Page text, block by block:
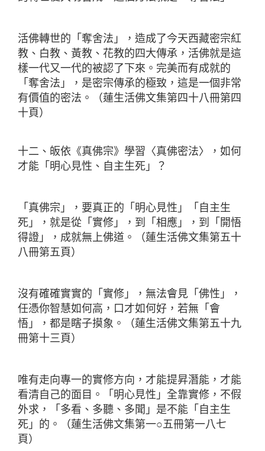
活佛轉世的「奪舍法」，造成了今天西藏密宗紅
教、白教、黃教、花教的四大傳承，活佛就是這
樣一代又一代的被認了下來。完美而有成就的
「奪舍法」，是密宗傳承的極致，這是一個非常
有價值的密法。（蓮生活佛文集第四十八冊第四
十頁）
十二、皈依《真佛宗》學習〈真佛密法〉，如何
才能「明心見性、自主生死」？
「真佛宗」，要真正的「明心見性」「自主生
死」，就是從「實修」，到「相應」，到「開悟
得證」，成就無上佛道。（蓮生活佛文集第五十
八冊第五頁）
沒有確確實實的「實修」，無法會見「佛性」，
任憑你智慧如何高，口才如何好，若無「會
悟」，都是瞎子摸象。（蓮生活佛文集第五十九
冊第十三頁）
唯有走向專一的實修方向，才能提昇潛能，才能
看清自己的面目。「明心見性」全靠實修，不假
外求，「多看、多聽、多聞」是不能「自主生
死」的。（蓮生活佛文集第一○五冊第一八七
頁）